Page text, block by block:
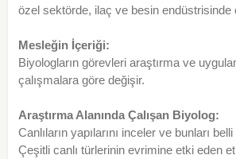
özel sektörde, ilaç ve besin endüstrisinde
Mesleğin İçeriği:
Biyologların görevleri araştırma ve
çalışmalara göre değişir.
Araştırma Alanında Çalışan Biyolog:
Canlıların yapılarını inceler ve bunları
Çeşitli canlı türlerinin evrimine etki eden